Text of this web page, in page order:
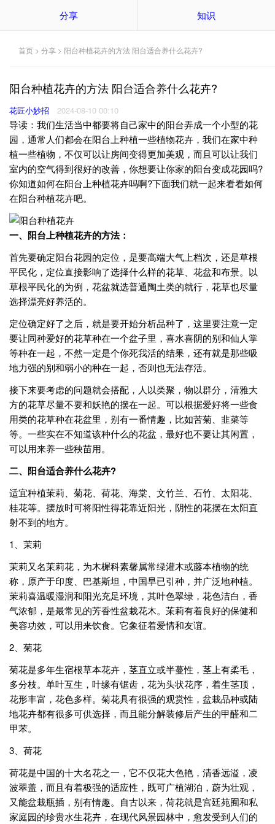
分享 知识
首页 > 分享 > 阳台种植花卉的方法 阳台适合养什么花卉?
阳台种植花卉的方法 阳台适合养什么花卉?
花匠小妙招 2024-08-10 00:10
导读：我们生活当中都要将自己家中的阳台弄成一个小型的花
园，通常人们都会在阳台上种植一些植物花卉，我们在家中种
植一些植物，不仅可以让房间变得更加美观，而且可以让我们
室内的空气得到很好的改善，你想要让你家的阳台变成花园吗?
你知道如何在阳台上种植花卉吗啊?下面我们就一起来看看如何
在阳台种植花卉吧。
一、阳台上种植花卉的方法：
首先要确定阳台花园的定位，是要高端大气上档次，还是草根
平民化，定位直接影响了选择什么样的花草、花盆和布景。以
草根平民化的为例，花盆就选普通陶土类的就行，花草也尽量
选择漂亮好养活的。
定位确定好了之后，就是要开始分析品种了，这里要注意一定
要让同种爱好的花草种在一个盆子里，喜水喜阴的别和仙人掌
等种在一起，不然一定是个你死我活的结果，还有就是那些吸
地力强的别和弱小的种在一起，否则也无法存活。
接下来要考虑的问题就会搭配，人以类聚，物以群分，清雅大
方的花草尽量不要和妖艳的摆在一起。可以根据爱好将一些食
用类的花草种在花盆里，别有一番情趣，比如苦菊、韭菜等
等。一些实在不知道该种什么的花盆，最好也不要让其闲置，
可以用来养一些秧苗用。
二、阳台适合养什么花卉?
适宜种植茉莉、菊花、荷花、海棠、文竹兰、石竹、太阳花、
桂花等。摆放时可将阳性得花靠近阳光，阴性的花摆在太阳直
射不到的地方。
1、茉莉
茉莉又名茉莉花，为木樨科素馨属常绿灌木或藤本植物的统
称，原产于印度、巴基斯坦，中国早已引种，并广泛地种植。
茉莉喜温暖湿润和阳光充足环境，其叶色翠绿，花色洁白，香
气浓郁，是最常见的芳香性盆栽花木。茉莉有着良好的保健和
美容功效，可以用来饮食。它象征着爱情和友谊。
2、菊花
菊花是多年生宿根草本花卉，茎直立或半蔓性，茎上有柔毛，
多分枝。单叶互生，叶缘有锯齿，花为头状花序，着生茎顶，
花形丰富，花色多样。菊花具有很强的观赏性，盆栽品种或陆
地花卉都有很多可供选择，而且能分解装修后产生的甲醛和二
甲苯。
3、荷花
荷花是中国的十大名花之一，它不仅花大色艳，清香远溢，凌
波翠盖，而且有着极强的适应性，既可广植湖泊，蔚为壮观，
又能盆栽瓶插，别有情趣。自古以来，荷花就是宫廷苑囿和私
家庭园的珍贵水生花卉，在现代风景园林中，愈发受到人们的